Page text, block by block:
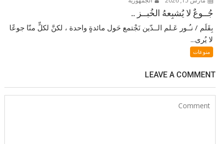
جُــوعٌ لا يُشبِعهُ الخُبــز ..
بِقَلَم / نـُـور عَـلم الــدّين نَجْتمع حَول مائدةٍ واحدة ، لكنَّ لكلٍّ منّا جوعًا
لا يُرى...
منوعات
LEAVE A COMMENT